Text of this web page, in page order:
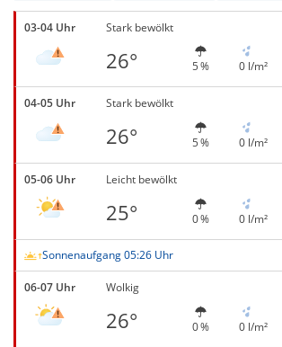
03-04 Uhr Stark bewölkt
26° 5 % 0 l/m²
04-05 Uhr Stark bewölkt
26° 5 % 0 l/m²
05-06 Uhr Leicht bewölkt
25° 0 % 0 l/m²
Sonnenaufgang 05:26 Uhr
06-07 Uhr Wolkig
26° 0 % 0 l/m²